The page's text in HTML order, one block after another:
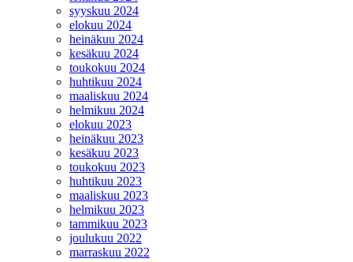
syyskuu 2024
elokuu 2024
heinäkuu 2024
kesäkuu 2024
toukokuu 2024
huhtikuu 2024
maaliskuu 2024
helmikuu 2024
elokuu 2023
heinäkuu 2023
kesäkuu 2023
toukokuu 2023
huhtikuu 2023
maaliskuu 2023
helmikuu 2023
tammikuu 2023
joulukuu 2022
marraskuu 2022